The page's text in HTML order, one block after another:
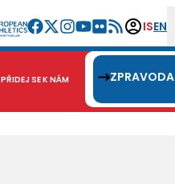
ISEN
PŘIDEJ SE K NÁM